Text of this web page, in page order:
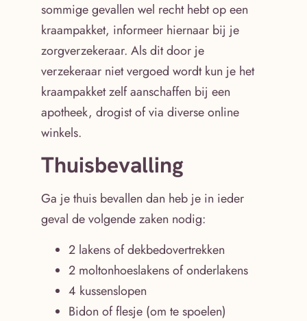
sommige gevallen wel recht hebt op een
kraampakket, informeer hiernaar bij je
zorgverzekeraar. Als dit door je
verzekeraar niet vergoed wordt kun je het
kraampakket zelf aanschaffen bij een
apotheek, drogist of via diverse online
winkels.
Thuisbevalling
Ga je thuis bevallen dan heb je in ieder
geval de volgende zaken nodig:
2 lakens of dekbedovertrekken
2 moltonhoeslakens of onderlakens
4 kussenslopen
Bidon of flesje (om te spoelen)